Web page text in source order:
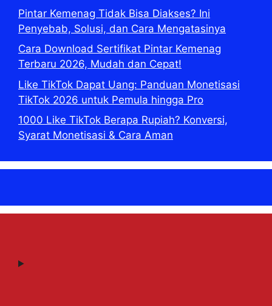
Pintar Kemenag Tidak Bisa Diakses? Ini
Penyebab, Solusi, dan Cara Mengatasinya
Cara Download Sertifikat Pintar Kemenag
Terbaru 2026, Mudah dan Cepat!
Like TikTok Dapat Uang: Panduan Monetisasi
TikTok 2026 untuk Pemula hingga Pro
1000 Like TikTok Berapa Rupiah? Konversi,
Syarat Monetisasi & Cara Aman